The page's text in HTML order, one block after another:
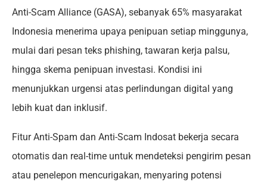
Anti-Scam Alliance (GASA), sebanyak 65% masyarakat
Indonesia menerima upaya penipuan setiap minggunya,
mulai dari pesan teks phishing, tawaran kerja palsu,
hingga skema penipuan investasi. Kondisi ini
menunjukkan urgensi atas perlindungan digital yang
lebih kuat dan inklusif.
Fitur Anti-Spam dan Anti-Scam Indosat bekerja secara
otomatis dan real-time untuk mendeteksi pengirim pesan
atau penelepon mencurigakan, menyaring potensi